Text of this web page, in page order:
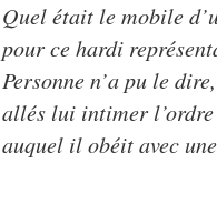
Quel était le mobile
pour ce hardi
Personne n’a pu le
allés lui intimer l’ordre
auquel il obéit avec